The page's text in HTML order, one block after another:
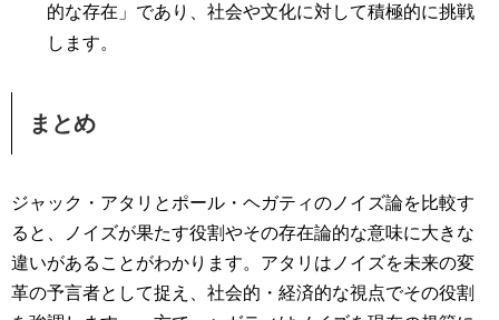
的な存在」であり、社会や文化に対して積極的に挑戦
します​。
まとめ
ジャック・アタリとポール・ヘガティのノイズ論を比較す
ると、ノイズが果たす役割やその存在論的な意味に大きな
違いがあることがわかります。アタリはノイズを未来の変
革の予言者として捉え、社会的・経済的な視点でその役割